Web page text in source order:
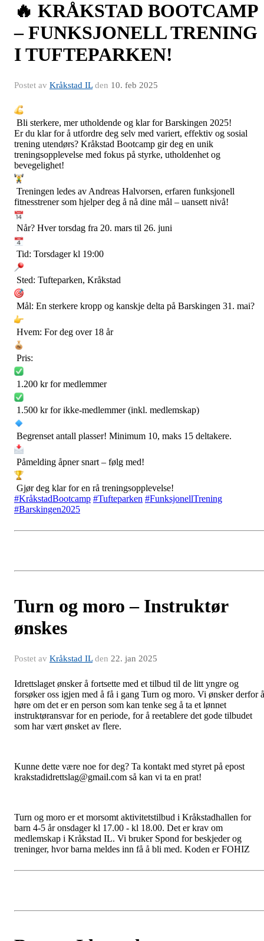
🔥 KRÅKSTAD BOOTCAMP
– FUNKSJONELL TRENING
I TUFTEPARKEN!
Postet av Kråkstad ILden 10. feb 2025
Bli sterkere, mer utholdende og klar for Barskingen 2025!
Er du klar for å utfordre deg selv med variert, effektiv og sosial
trening utendørs? Kråkstad Bootcamp gir deg en unik
treningsopplevelse med fokus på styrke, utholdenhet og
bevegelighet!
Treningen ledes av Andreas Halvorsen, erfaren funksjonell
fitnesstrener som hjelper deg å nå dine mål – uansett nivå!
Når? Hver torsdag fra 20. mars til 26. juni
Tid: Torsdager kl 19:00
Sted: Tufteparken, Kråkstad
Mål: En sterkere kropp og kanskje delta på Barskingen 31. mai?
Hvem: For deg over 18 år
Pris:
1.200 kr for medlemmer
1.500 kr for ikke-medlemmer (inkl. medlemskap)
Begrenset antall plasser! Minimum 10, maks 15 deltakere.
Påmelding åpner snart – følg med!
Gjør deg klar for en rå treningsopplevelse!
#KråkstadBootcamp #Tufteparken #FunksjonellTrening
#Barskingen2025
Turn og moro – Instruktør
ønskes
Postet av Kråkstad ILden 22. jan 2025
Idrettslaget ønsker å fortsette med et tilbud til de litt yngre og
forsøker oss igjen med å få i gang Turn og moro. Vi ønsker derfor å
høre om det er en person som kan tenke seg å ta et lønnet
instruktøransvar for en periode, for å reetablere det gode tilbudet
som har vært ønsket av flere.
Kunne dette være noe for deg? Ta kontakt med styret på epost
krakstadidrettslag@gmail.com så kan vi ta en prat!
Turn og moro er et morsomt aktivitetstilbud i Kråkstadhallen for
barn 4-5 år onsdager kl 17.00 - kl 18.00. Det er krav om
medlemskap i Kråkstad IL. Vi bruker Spond for beskjeder og
treninger, hvor barna meldes inn få å bli med. Koden er FOHIZ